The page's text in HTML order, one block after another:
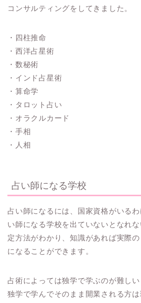
コンサルティングをしてきました。
・四柱推命
・西洋占星術
・数秘術
・インド占星術
・算命学
・タロット占い
・オラクルカード
・手相
・人相
占い師になる学校
占い師になるには、国家資格がいる
い師になる学校を出ていないとなれ
定方法がわかり、知識があれば実際
になることができます。
占術によっては独学で学ぶのが難しい
独学で学んでそのまま開業される方は